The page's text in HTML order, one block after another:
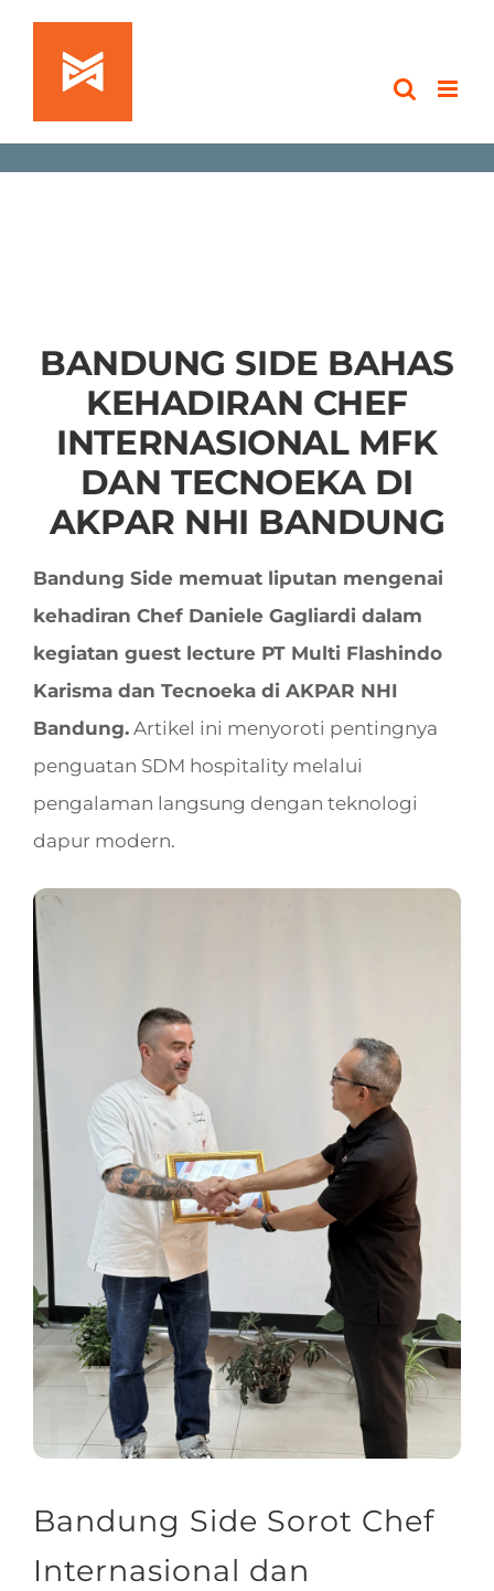
Skip
content
BANDUNG SIDE BAHAS
KEHADIRAN CHEF
INTERNASIONAL MFK
DAN TECNOEKA DI
AKPAR NHI BANDUNG
Bandung Side memuat liputan mengenai
kehadiran Chef Daniele Gagliardi dalam
kegiatan guest lecture PT Multi Flashindo
Karisma dan Tecnoeka di AKPAR NHI
Bandung.Artikel ini menyoroti pentingnya
penguatan SDM hospitality melalui
pengalaman langsung dengan teknologi
dapur modern.
Bandung Side Sorot Chef
Internasional dan